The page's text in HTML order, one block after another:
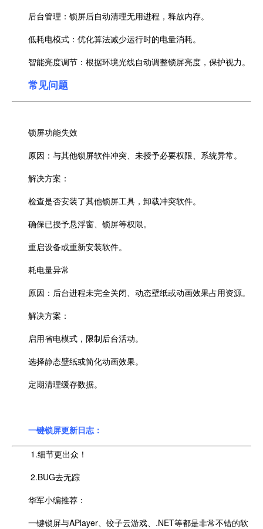
后台管理：锁屏后自动清理无用进程，释放内存。
低耗电模式：优化算法减少运行时的电量消耗。
智能亮度调节：根据环境光线自动调整锁屏亮度，保护视力。
常见问题
锁屏功能失效
原因：与其他锁屏软件冲突、未授予必要权限、系统异常。
解决方案：
检查是否安装了其他锁屏工具，卸载冲突软件。
确保已授予悬浮窗、锁屏等权限。
重启设备或重新安装软件。
耗电量异常
原因：后台进程未完全关闭、动态壁纸或动画效果占用资源。
解决方案：
启用省电模式，限制后台活动。
选择静态壁纸或简化动画效果。
定期清理缓存数据。
一键锁屏更新日志：
1.细节更出众！
2.BUG去无踪
华军小编推荐：
一键锁屏与APlayer、饺子云游戏、.NET等都是非常不错的软